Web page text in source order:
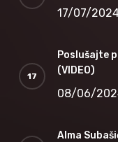
17/07/
Poslušajte
(VIDEO)
08/06/
Alma